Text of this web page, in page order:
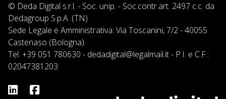
© Deda Digital s.r.l. - Soc. unip. - Soc.contr.art. 2497 c.c. da
Dedagroup S.p.A. (TN)
Sede Legale e Amministrativa: Via Toscanini, 7/2 - 40055
Castenaso (Bologna)
Tel. +39 051 780630 - dedadigital@legalmail.it- P.I. e C.F.:
02047381203